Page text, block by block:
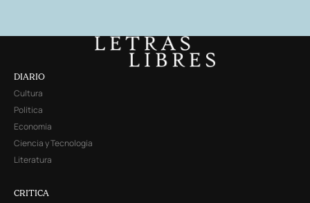
DIARIO
Cultura
Política
Economía
Ciencia y Tecnología
Literatura
CRITICA